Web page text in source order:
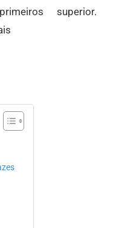
superior.